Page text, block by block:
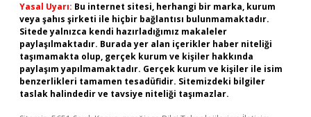
Yasal Uyarı: Bu internet sitesi, herhangi bir marka, kurum
veya şahıs şirketi ile hiçbir bağlantısı bulunmamaktadır.
Sitede yalnızca kendi hazırladığımız makaleler
paylaşılmaktadır. Burada yer alan içerikler haber niteliği
taşımamakta olup, gerçek kurum ve kişiler hakkında
paylaşım yapılmamaktadır. Gerçek kurum ve kişiler ile isim
benzerlikleri tamamen tesadüfidir. Sitemizdeki bilgiler
taslak halindedir ve tavsiye niteliği taşımazlar.